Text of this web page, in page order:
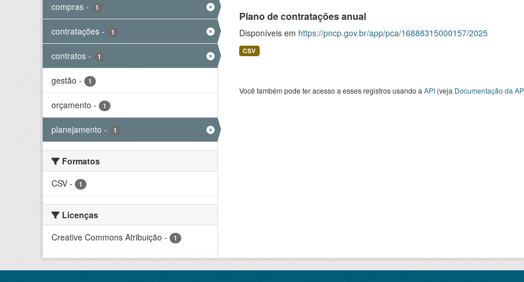
compras - 1
contratações - 1
contratos - 1
gestão - 1
orçamento - 1
planejamento - 1
Formatos
CSV - 1
Licenças
Creative Commons Atribuição - 1
Plano de contratações anual
Disponíveis em https://pncp.gov.br/app/pca/16888315000157/2025
CSV
Você também pode ter acesso a esses registros usando a API(veja Documentação da